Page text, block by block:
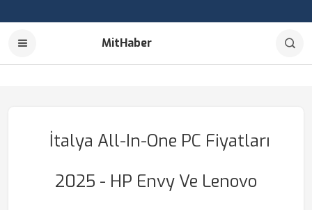
MitHaber
İtalya All-In-One PC Fiyatları
2025 - HP Envy Ve Lenovo